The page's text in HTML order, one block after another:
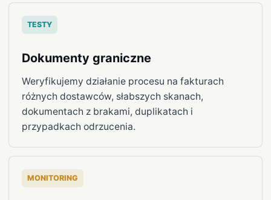
TESTY
Dokumenty graniczne
Weryfikujemy działanie procesu na fakturach
różnych dostawców, słabszych skanach,
dokumentach z brakami, duplikatach i
przypadkach odrzucenia.
MONITORING